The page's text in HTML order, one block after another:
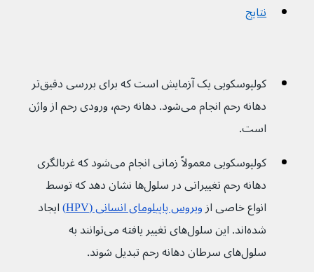
نتایج
کولپوسکوپی یک آزمایش است که برای بررسی دقیق‌تر
دهانه رحم انجام می‌شود. دهانه رحم٬ ورودی رحم از واژن
است.
کولپوسکوپی معمولاً زمانی انجام می‌شود که غربالگری
دهانه رحم تغییراتی در سلول‌ها نشان دهد که توسط
انواع خاصی از ویروس پاپیلومای انسانی (HPV)
ایجاد
شده‌اند. این سلول‌های تغییر یافته می‌توانند به
سلول‌های سرطان دهانه رحم تبدیل شوند.